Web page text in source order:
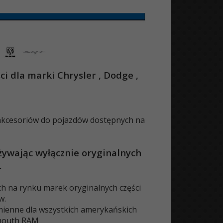
dla marki Chrysler , Dodge ,
do pojazdów dostępnych na
wyłącznie oryginalnych
na rynku marek oryginalnych części
dla wszystkich amerykańskich
RAM